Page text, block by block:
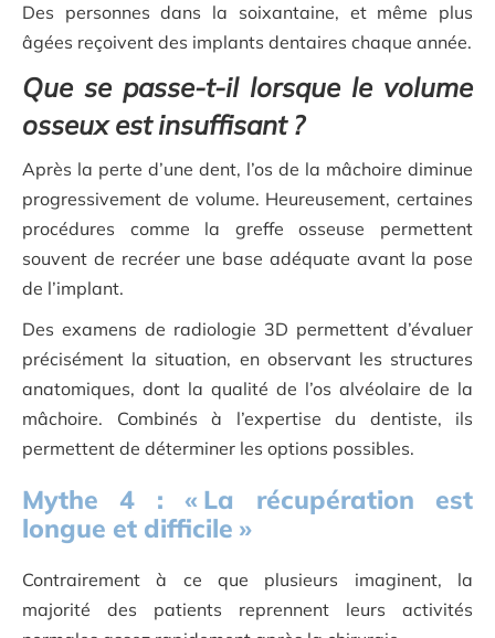
Des personnes dans la soixantaine, et même plus
âgées reçoivent des implants dentaires chaque année.
Que se passe-t-il lorsque le volume
osseux est insuffisant ?
Après la perte d’une dent, l’os de la mâchoire diminue
progressivement de volume. Heureusement, certaines
procédures comme la greffe osseuse permettent
souvent de recréer une base adéquate avant la pose
de l’implant.
Des examens de radiologie 3D permettent d’évaluer
précisément la situation, en observant les structures
anatomiques, dont la qualité de l’os alvéolaire de la
mâchoire. Combinés à l’expertise du dentiste, ils
permettent de déterminer les options possibles.
Mythe 4 : « La récupération est
longue et difficile »
Contrairement à ce que plusieurs imaginent, la
majorité des patients reprennent leurs activités